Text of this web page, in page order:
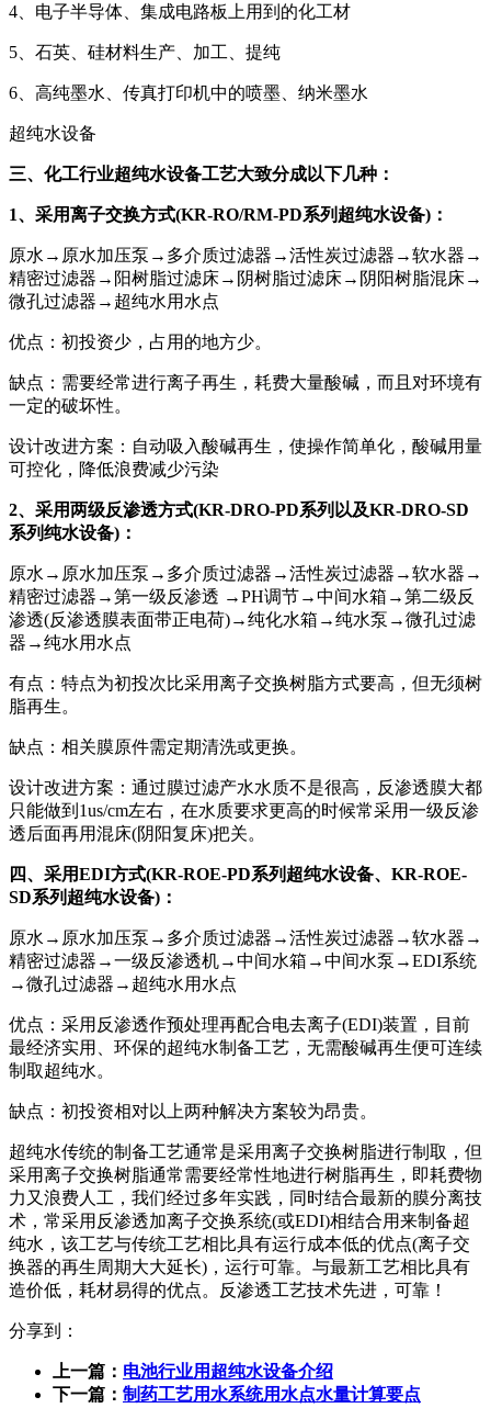
4、电子半导体、集成电路板上用到的化工材
5、石英、硅材料生产、加工、提纯
6、高纯墨水、传真打印机中的喷墨、纳米墨水
超纯水设备
三、化工行业超纯水设备工艺大致分成以下几种：
1、采用离子交换方式(KR-RO/RM-PD系列超纯水设备)：
原水→原水加压泵→多介质过滤器→活性炭过滤器→软水器→
精密过滤器→阳树脂过滤床→阴树脂过滤床→阴阳树脂混床→
微孔过滤器→超纯水用水点
优点：初投资少，占用的地方少。
缺点：需要经常进行离子再生，耗费大量酸碱，而且对环境有
一定的破坏性。
设计改进方案：自动吸入酸碱再生，使操作简单化，酸碱用量
可控化，降低浪费减少污染
2、采用两级反渗透方式(KR-DRO-PD系列以及KR-DRO-SD
系列纯水设备)：
原水→原水加压泵→多介质过滤器→活性炭过滤器→软水器→
精密过滤器→第一级反渗透 →PH调节→中间水箱→第二级反
渗透(反渗透膜表面带正电荷)→纯化水箱→纯水泵→微孔过滤
器→纯水用水点
有点：特点为初投次比采用离子交换树脂方式要高，但无须树
脂再生。
缺点：相关膜原件需定期清洗或更换。
设计改进方案：通过膜过滤产水水质不是很高，反渗透膜大都
只能做到1us/cm左右，在水质要求更高的时候常采用一级反渗
透后面再用混床(阴阳复床)把关。
四、采用EDI方式(KR-ROE-PD系列超纯水设备、KR-ROE-
SD系列超纯水设备)：
原水→原水加压泵→多介质过滤器→活性炭过滤器→软水器→
精密过滤器→一级反渗透机→中间水箱→中间水泵→EDI系统
→微孔过滤器→超纯水用水点
优点：采用反渗透作预处理再配合电去离子(EDI)装置，目前
最经济实用、环保的超纯水制备工艺，无需酸碱再生便可连续
制取超纯水。
缺点：初投资相对以上两种解决方案较为昂贵。
超纯水传统的制备工艺通常是采用离子交换树脂进行制取，但
采用离子交换树脂通常需要经常性地进行树脂再生，即耗费物
力又浪费人工，我们经过多年实践，同时结合最新的膜分离技
术，常采用反渗透加离子交换系统(或EDI)相结合用来制备超
纯水，该工艺与传统工艺相比具有运行成本低的优点(离子交
换器的再生周期大大延长)，运行可靠。与最新工艺相比具有
造价低，耗材易得的优点。反渗透工艺技术先进，可靠！
分享到：
上一篇： 电池行业用超纯水设备介绍
下一篇： 制药工艺用水系统用水点水量计算要点